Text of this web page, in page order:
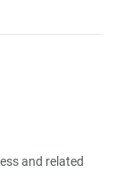
and related